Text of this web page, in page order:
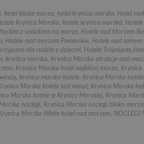
, hotel blisko morza, hotel krynica morska, Hotel
Krynica Morska, hotele krynica morska,
z widokiem na morze, Hotele nad Morzem
, Hotele nad morzem Pomorskie, Hotele nad
dla rodzin z dziecmi, Hotele
, krynica morska, Krynica Morska atrakcje nad
, Krynica Morska hotel najbliżej morza, Krynica
, krynica morska hotele, Krynica Morska hotele
Morska hotele last minut, Krynica Morska
Morska hotele w Krynicy Morskiej, Krynica
noclegi, Krynica Morska noclegi blisko morza
Morska White hotel nad morzem, NOCLEGI